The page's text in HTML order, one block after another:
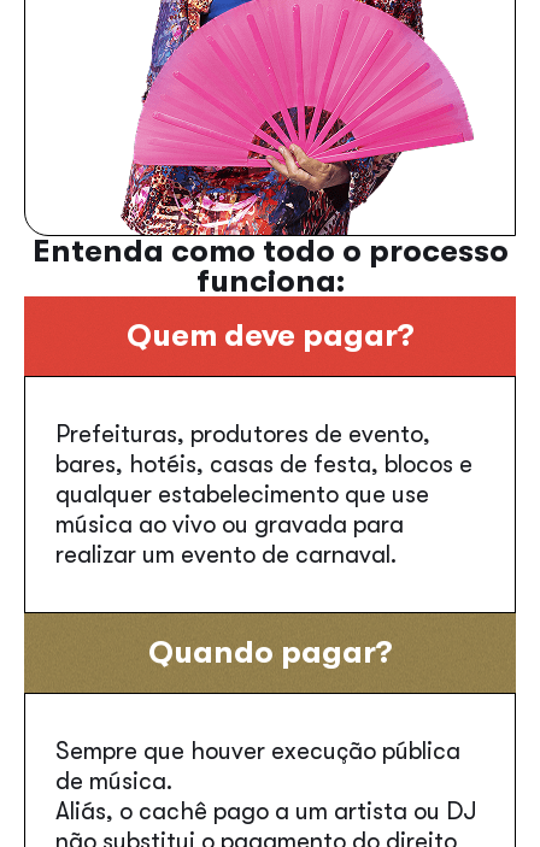
Entenda como todo o processo
funciona:
Quem deve pagar?
Prefeituras, produtores de evento,
bares, hotéis, casas de festa, blocos e
qualquer estabelecimento que use
música ao vivo ou gravada para
realizar um evento de carnaval.
Quando pagar?
Sempre que houver execução pública
de música.
Aliás, o cachê pago a um artista ou DJ